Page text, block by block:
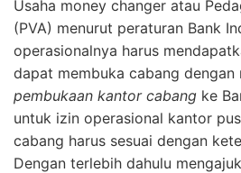
Usaha money changer atau
(PVA) menurut peraturan Bank
operasionalnya harus
dapat membuka cabang dengan
pembukaan kantor cabang ke
untuk izin operasional kantor
cabang harus sesuai dengan
Dengan terlebih dahulu